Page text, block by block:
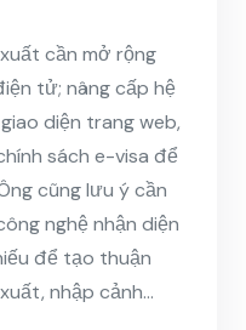
cần mở rộng
tử; nâng cấp hệ
diện trang web,
sách e-visa để
cũng lưu ý cần
nghệ nhận diện
để tạo thuận
nhập cảnh…